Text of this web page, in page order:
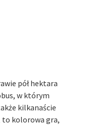
pół hektara
w którym
kilkanaście
to kolorowa gra,